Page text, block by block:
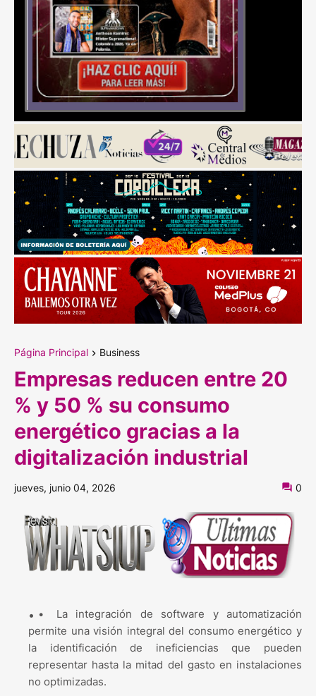
Página Principal Business
Empresas reducen entre 20
% y 50 % su consumo
energético gracias a la
digitalización industrial
jueves, junio 04, 2026 0
•
La integración de software y automatización
permite una visión integral del consumo energético y
la identificación de ineficiencias que pueden
representar hasta la mitad del gasto en instalaciones
no optimizadas.